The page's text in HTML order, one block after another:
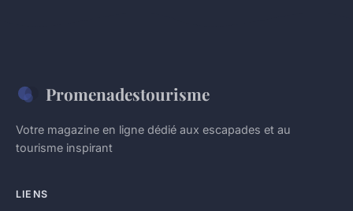
Promenadestourisme
Votre magazine en ligne dédié aux escapades et au
tourisme inspirant
LIENS